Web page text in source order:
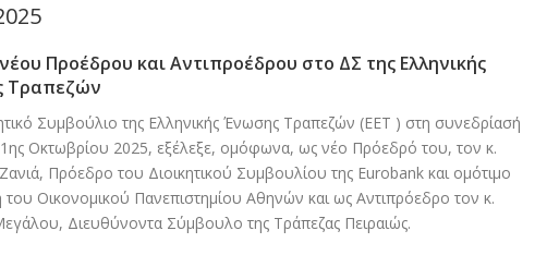
Προέδρου και Αντιπροέδρου στο ΔΣ της Ελληνικής
Τραπεζών
Συμβούλιο της Ελληνικής Ένωσης Τραπεζών (ΕΕΤ ) στη συνεδρίασή
Οκτωβρίου 2025, εξέλεξε, ομόφωνα, ως νέο Πρόεδρό του, τον κ.
Πρόεδρο του Διοικητικού Συμβουλίου της Eurobank και ομότιμο
του Οικονομικού Πανεπιστημίου Αθηνών και ως Αντιπρόεδρο τον κ.
Διευθύνοντα Σύμβουλο της Τράπεζας Πειραιώς.